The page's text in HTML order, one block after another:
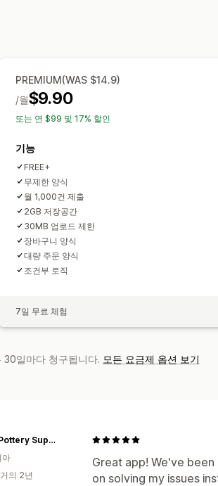
CAPTCHA
이메일
PREMIUM(WAS $14.9)
$9.90
/월
또는 연 $99 및 17% 할인
기능
FREE+
무제한 양식
월 1,000건 제출
2GB 저장공간
30MB 업로드 제한
장바구니 양식
대량 주문 양식
조건부 로직
7일 무료 체험
30일마다 청구됩니다. 모든 요금제 옵션 보기
Great app! We've
on solving my issues
Northcote Pottery Supplies
아
의 2년